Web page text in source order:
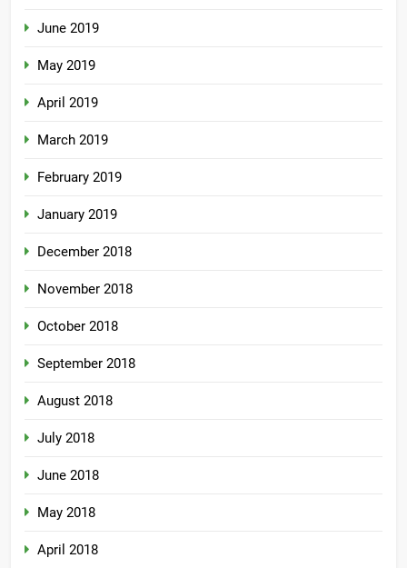
June 2019
May 2019
April 2019
March 2019
February 2019
January 2019
December 2018
November 2018
October 2018
September 2018
August 2018
July 2018
June 2018
May 2018
April 2018